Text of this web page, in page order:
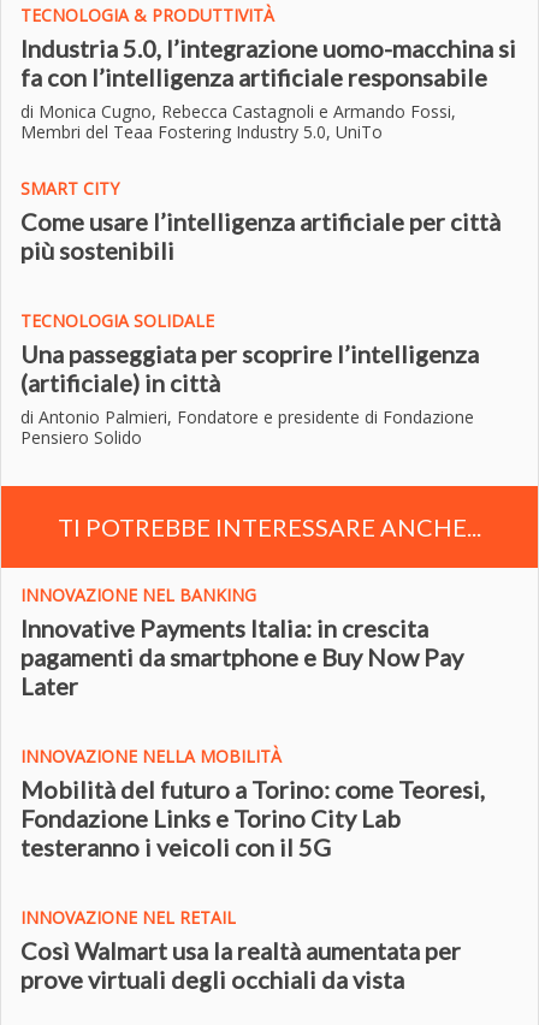
TECNOLOGIA & PRODUTTIVITÀ
Industria 5.0, l’integrazione uomo-macchina si
fa con l’intelligenza artificiale responsabile
di Monica Cugno, Rebecca Castagnoli e Armando Fossi,
Membri del Teaa Fostering Industry 5.0, UniTo
SMART CITY
Come usare l’intelligenza artificiale per città
più sostenibili
TECNOLOGIA SOLIDALE
Una passeggiata per scoprire l’intelligenza
(artificiale) in città
di Antonio Palmieri, Fondatore e presidente di Fondazione
Pensiero Solido
TI POTREBBE INTERESSARE ANCHE...
INNOVAZIONE NEL BANKING
Innovative Payments Italia: in crescita
pagamenti da smartphone e Buy Now Pay
Later
INNOVAZIONE NELLA MOBILITÀ
Mobilità del futuro a Torino: come Teoresi,
Fondazione Links e Torino City Lab
testeranno i veicoli con il 5G
INNOVAZIONE NEL RETAIL
Così Walmart usa la realtà aumentata per
prove virtuali degli occhiali da vista